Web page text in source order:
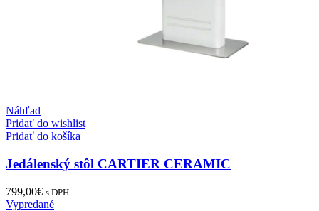
Náhľad
Pridať do wishlist
Pridať do košíka
Jedálenský stôl CARTIER CERAMIC
799,00€ s DPH
Vypredané